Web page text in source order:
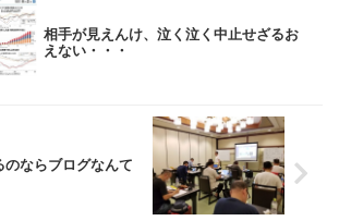
相手が見えんけ、泣く泣く中止せざるお
えない・・・
のならブログなんて